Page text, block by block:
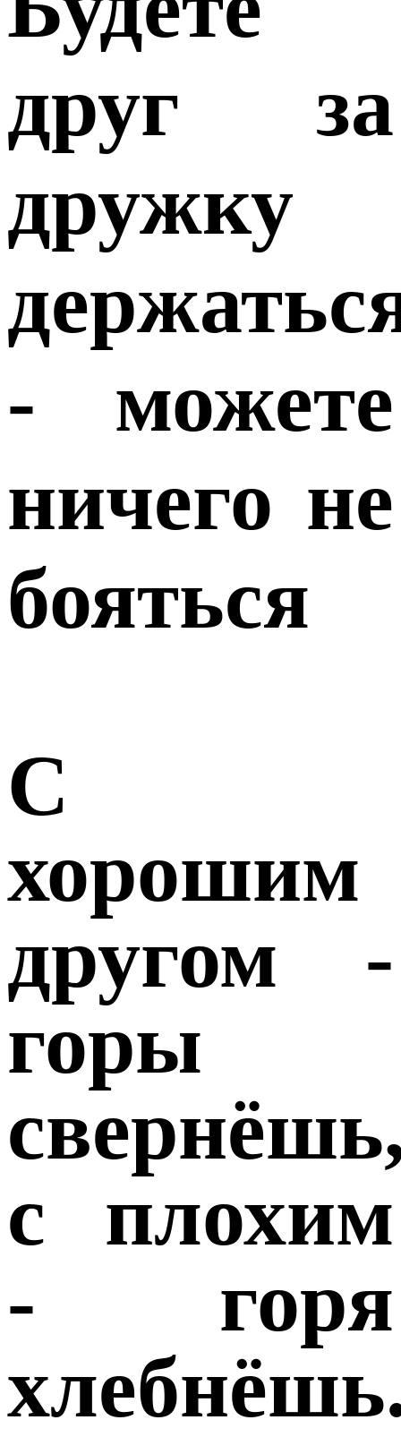
друг за
дружку
- можете
ничего не
бояться
С
хорошим
другом -
горы
с плохим
- горя